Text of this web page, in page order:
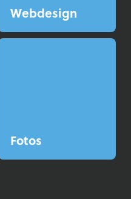
Web­design
Fotos